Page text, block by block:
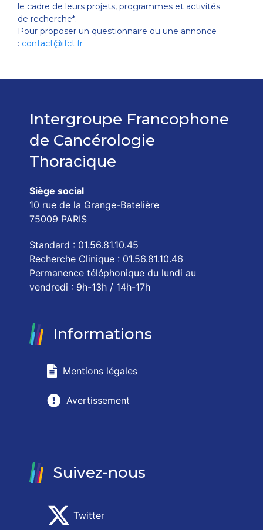
le cadre de leurs projets, programmes et activités
de recherche*.
Pour proposer un questionnaire ou une annonce
: contact@ifct.fr
Intergroupe Francophone
de Cancérologie
Thoracique
Siège social
10 rue de la Grange-Batelière
75009 PARIS
Standard : 01.56.81.10.45
Recherche Clinique : 01.56.81.10.46
Permanence téléphonique du lundi au
vendredi : 9h-13h / 14h-17h
Informations
Mentions légales
Avertissement
Suivez-nous
Twitter